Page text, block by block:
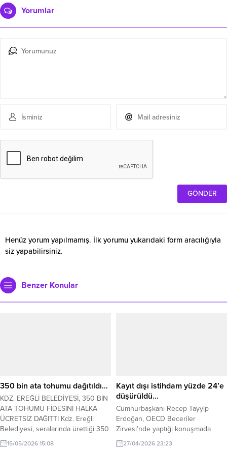
Yorumlar
Henüz yorum yapılmamış. İlk yorumu yukarıdaki form aracılığıyla
siz yapabilirsiniz.
Benzer Konular
350 bin ata tohumu dağıtıldı…
KDZ. EREĞLİ BELEDİYESİ, 350 BİN
ATA TOHUMU FİDESİNİ HALKA
ÜCRETSİZ DAĞITTI Kdz. Ereğli
Belediyesi, seralarında ürettiği 350
bin ata tohumu domates, biber,
15/05/2026 15:08
Kayıt dışı istihdam yüzde 24’e
düşürüldü…
Cumhurbaşkanı Recep Tayyip
Erdoğan, OECD Beceriler
Zirvesi’nde yaptığı konuşmada
yaşlanan nüfus, aile yapısı, kadın
27/04/2026 23:23